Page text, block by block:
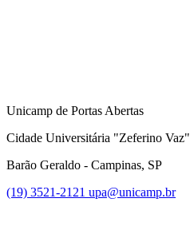
Unicamp de Portas Abertas
Cidade Universitária "Zeferino Vaz"
Barão Geraldo - Campinas, SP
(19) 3521-2121 upa@unicamp.br